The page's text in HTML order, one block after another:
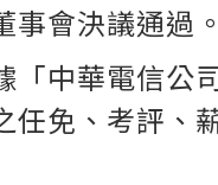
會決議通過。
中華電信公
免、考評、